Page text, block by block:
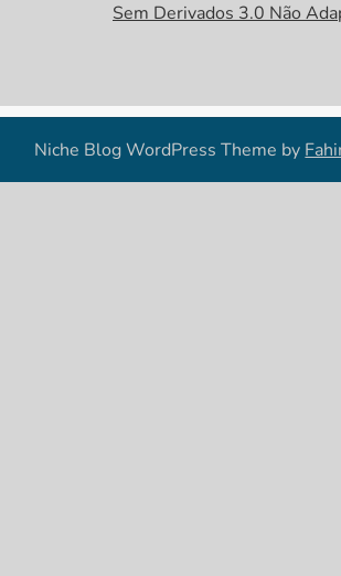
Sem Derivados 3.0 Não
Niche Blog WordPress Theme by